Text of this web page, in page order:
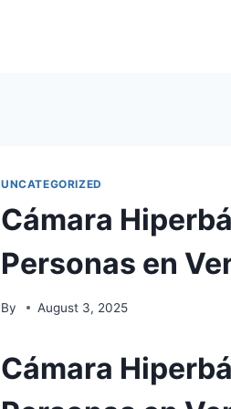
UNCATEGORIZED
Cámara
Personas en
By August 3, 2025
Cámara